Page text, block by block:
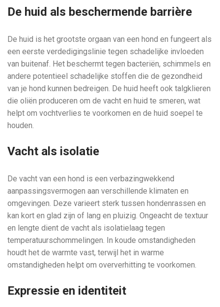
De huid als beschermende barrière
De huid is het grootste orgaan van een hond en fungeert als
een eerste verdedigingslinie tegen schadelijke invloeden
van buitenaf. Het beschermt tegen bacteriën, schimmels en
andere potentieel schadelijke stoffen die de gezondheid
van je hond kunnen bedreigen. De huid heeft ook talgklieren
die oliën produceren om de vacht en huid te smeren, wat
helpt om vochtverlies te voorkomen en de huid soepel te
houden.
Vacht als isolatie
De vacht van een hond is een verbazingwekkend
aanpassingsvermogen aan verschillende klimaten en
omgevingen. Deze varieert sterk tussen hondenrassen en
kan kort en glad zijn of lang en pluizig. Ongeacht de textuur
en lengte dient de vacht als isolatielaag tegen
temperatuurschommelingen. In koude omstandigheden
houdt het de warmte vast, terwijl het in warme
omstandigheden helpt om oververhitting te voorkomen.
Expressie en identiteit